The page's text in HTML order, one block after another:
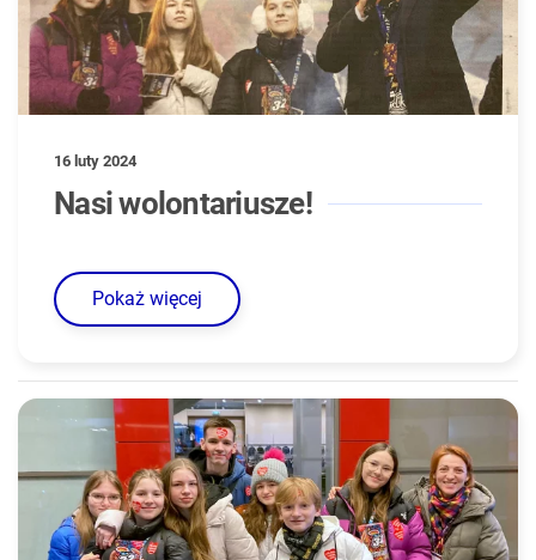
16 luty 2024
Nasi wolontariusze!
Pokaż więcej